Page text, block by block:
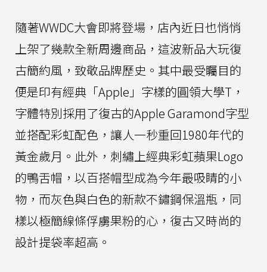
隨著WWDC大會即將登場，店內近日也悄悄
上架了幾款全新周邊商品，這波新品大玩復
古簡約風，致敬品牌歷史。其中最受矚目的
便是印有經典「Apple」字樣的圓領大學T，
字體特別採用了復古的Apple Garamond字型
並搭配彩虹配色，讓人一秒重回1980年代的
黃金歲月。此外，刺繡上經典彩虹蘋果Logo
的鴨舌帽，以百搭帽型成為今年最吸睛的小
物，而灰色與白色的新款不鏽鋼保溫瓶，同
樣以極簡線條俘虜果粉的心，復古又時尚的
設計提袋率超高。